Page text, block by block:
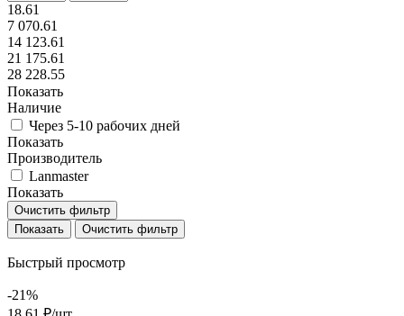
18.61
7 070.61
14 123.61
21 175.61
28 228.55
Показать
Наличие
Через 5-10 рабочих дней
Показать
Производитель
Lanmaster
Показать
Очистить фильтр
Очистить фильтр
Быстрый просмотр
-21%